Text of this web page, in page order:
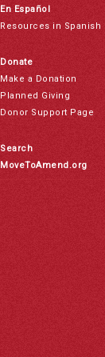
En Español
Resources in Spanish
Donate
Make a Donation
Planned Giving
Donor Support Page
Search
MoveToAmend.org